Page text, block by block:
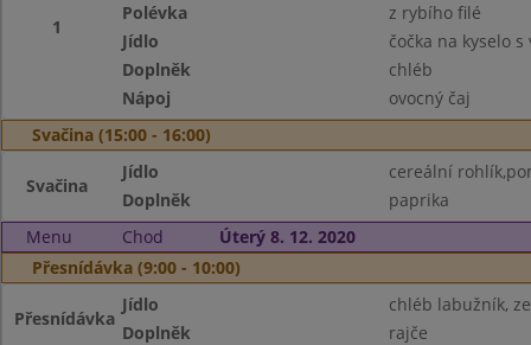
1
Polévka
z rybího filé
Jídlo
čočka na kyselo
Doplněk
chléb
Nápoj
ovocný čaj
Svačina (15:00 - 16:00)
Svačina
Jídlo
cereální
Doplněk
paprika
Menu
Chod
Úterý 8. 12. 2020
Přesnídávka (9:00 - 10:00)
Přesnídávka
Jídlo
chléb labužník,
Doplněk
rajče